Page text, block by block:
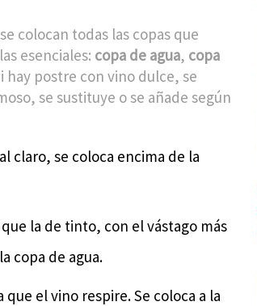
colocan todas las copas que
esenciales: copa de agua, copa
hay postre con vino dulce, se
se sustituye o se añade según
claro, se coloca encima de la
la de tinto, con el vástago más
copa de agua.
que el vino respire. Se coloca a la